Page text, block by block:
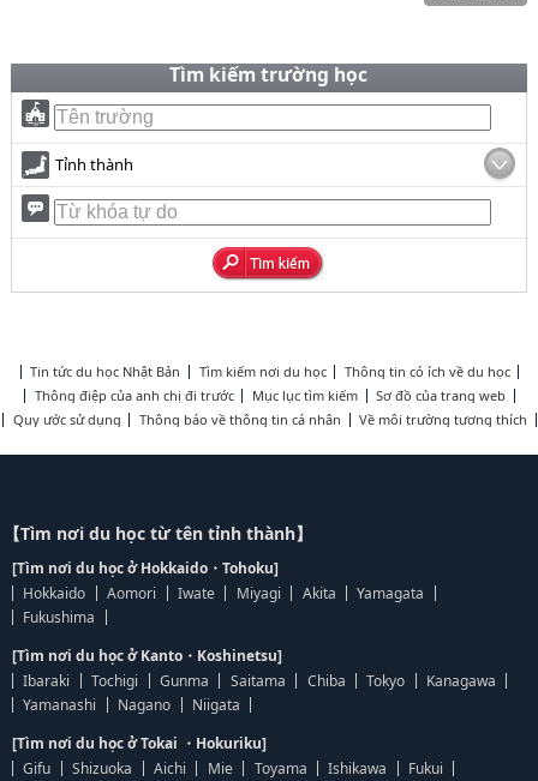
Tìm kiếm trường học
Tỉnh thành
Tin tức du học Nhật Bản Tìm kiếm nơi du học
Thông tin có ích về du học
Thông điệp của anh chị đi trước
Mục lục tìm kiếm
Sơ đồ của trang web
Quy ước sử dụng
Thông báo về thông tin cá nhân Về môi trường tương thích
【Tìm nơi du học từ tên tỉnh thành】
[Tìm nơi du học ở Hokkaido・Tohoku]
Hokkaido
Aomori Iwate Miyagi Akita
Yamagata
Fukushima
[Tìm nơi du học ở Kanto・Koshinetsu]
Ibaraki
Tochigi Gunma Saitama Chiba Tokyo
Kanagawa
Yamanashi
Nagano
Niigata
[Tìm nơi du học ở Tokai ・Hokuriku]
Gifu
Shizuoka Aichi Mie Toyama Ishikawa
Fukui